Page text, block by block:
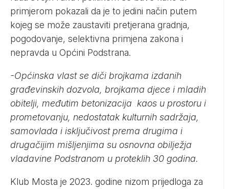
primjerom pokazali da je to jedini način putem
kojeg se može zaustaviti pretjerana gradnja,
pogodovanje, selektivna primjena zakona i
nepravda u Općini Podstrana.
-Općinska vlast se diči brojkama izdanih
građevinskih dozvola, brojkama djece i mladih
obitelji, međutim betonizacija kaos u prostoru i
prometovanju, nedostatak kulturnih sadržaja,
samovlada i isključivost prema drugima i
drugačijim mišljenjima su osnovna obilježja
vladavine Podstranom u proteklih 30 godina.
Klub Mosta je 2023. godine nizom prijedloga za